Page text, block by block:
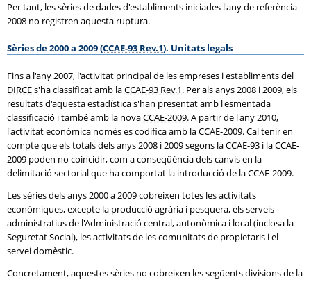
Per tant, les sèries de dades d'establiments iniciades l'any de referència
2008 no registren aquesta ruptura.
Sèries de 2000 a 2009 (CCAE-93 Rev.1). Unitats legals
Fins a l'any 2007, l'activitat principal de les empreses i establiments del
DIRCEs'ha classificat amb laCCAE-93 Rev.1. Per als anys 2008 i 2009, els
resultats d'aquesta estadística s'han presentat amb l'esmentada
classificació i també amb la novaCCAE-2009. A partir de l'any 2010,
l'activitat econòmica només es codifica amb la CCAE-2009. Cal tenir en
compte que els totals dels anys 2008 i 2009 segons la CCAE-93 i la CCAE-
2009 poden no coincidir, com a conseqüència dels canvis en la
delimitació sectorial que ha comportat la introducció de la CCAE-2009.
Les sèries dels anys 2000 a 2009 cobreixen totes les activitats
econòmiques, excepte la producció agrària i pesquera, els serveis
administratius de l'Administració central, autonòmica i local (inclosa la
Seguretat Social), les activitats de les comunitats de propietaris i el
servei domèstic.
Concretament, aquestes sèries no cobreixen les següents divisions de la